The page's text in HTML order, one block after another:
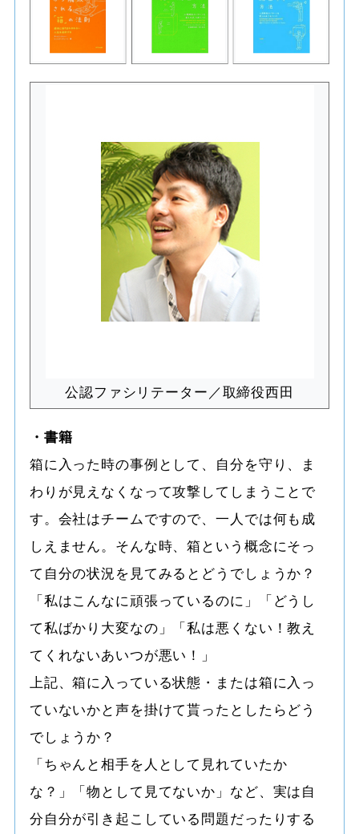
公認ファシリテーター／取締役西田
・書籍
箱に入った時の事例として、自分を守り、ま
わりが見えなくなって攻撃してしまうことで
す。会社はチームですので、一人では何も成
しえません。そんな時、箱という概念にそっ
て自分の状況を見てみるとどうでしょうか？
「私はこんなに頑張っているのに」「どうし
て私ばかり大変なの」「私は悪くない！教え
てくれないあいつが悪い！」
上記、箱に入っている状態・または箱に入っ
ていないかと声を掛けて貰ったとしたらどう
でしょうか？
「ちゃんと相手を人として見れていたか
な？」「物として見てないか」など、実は自
分自分が引き起こしている問題だったりする